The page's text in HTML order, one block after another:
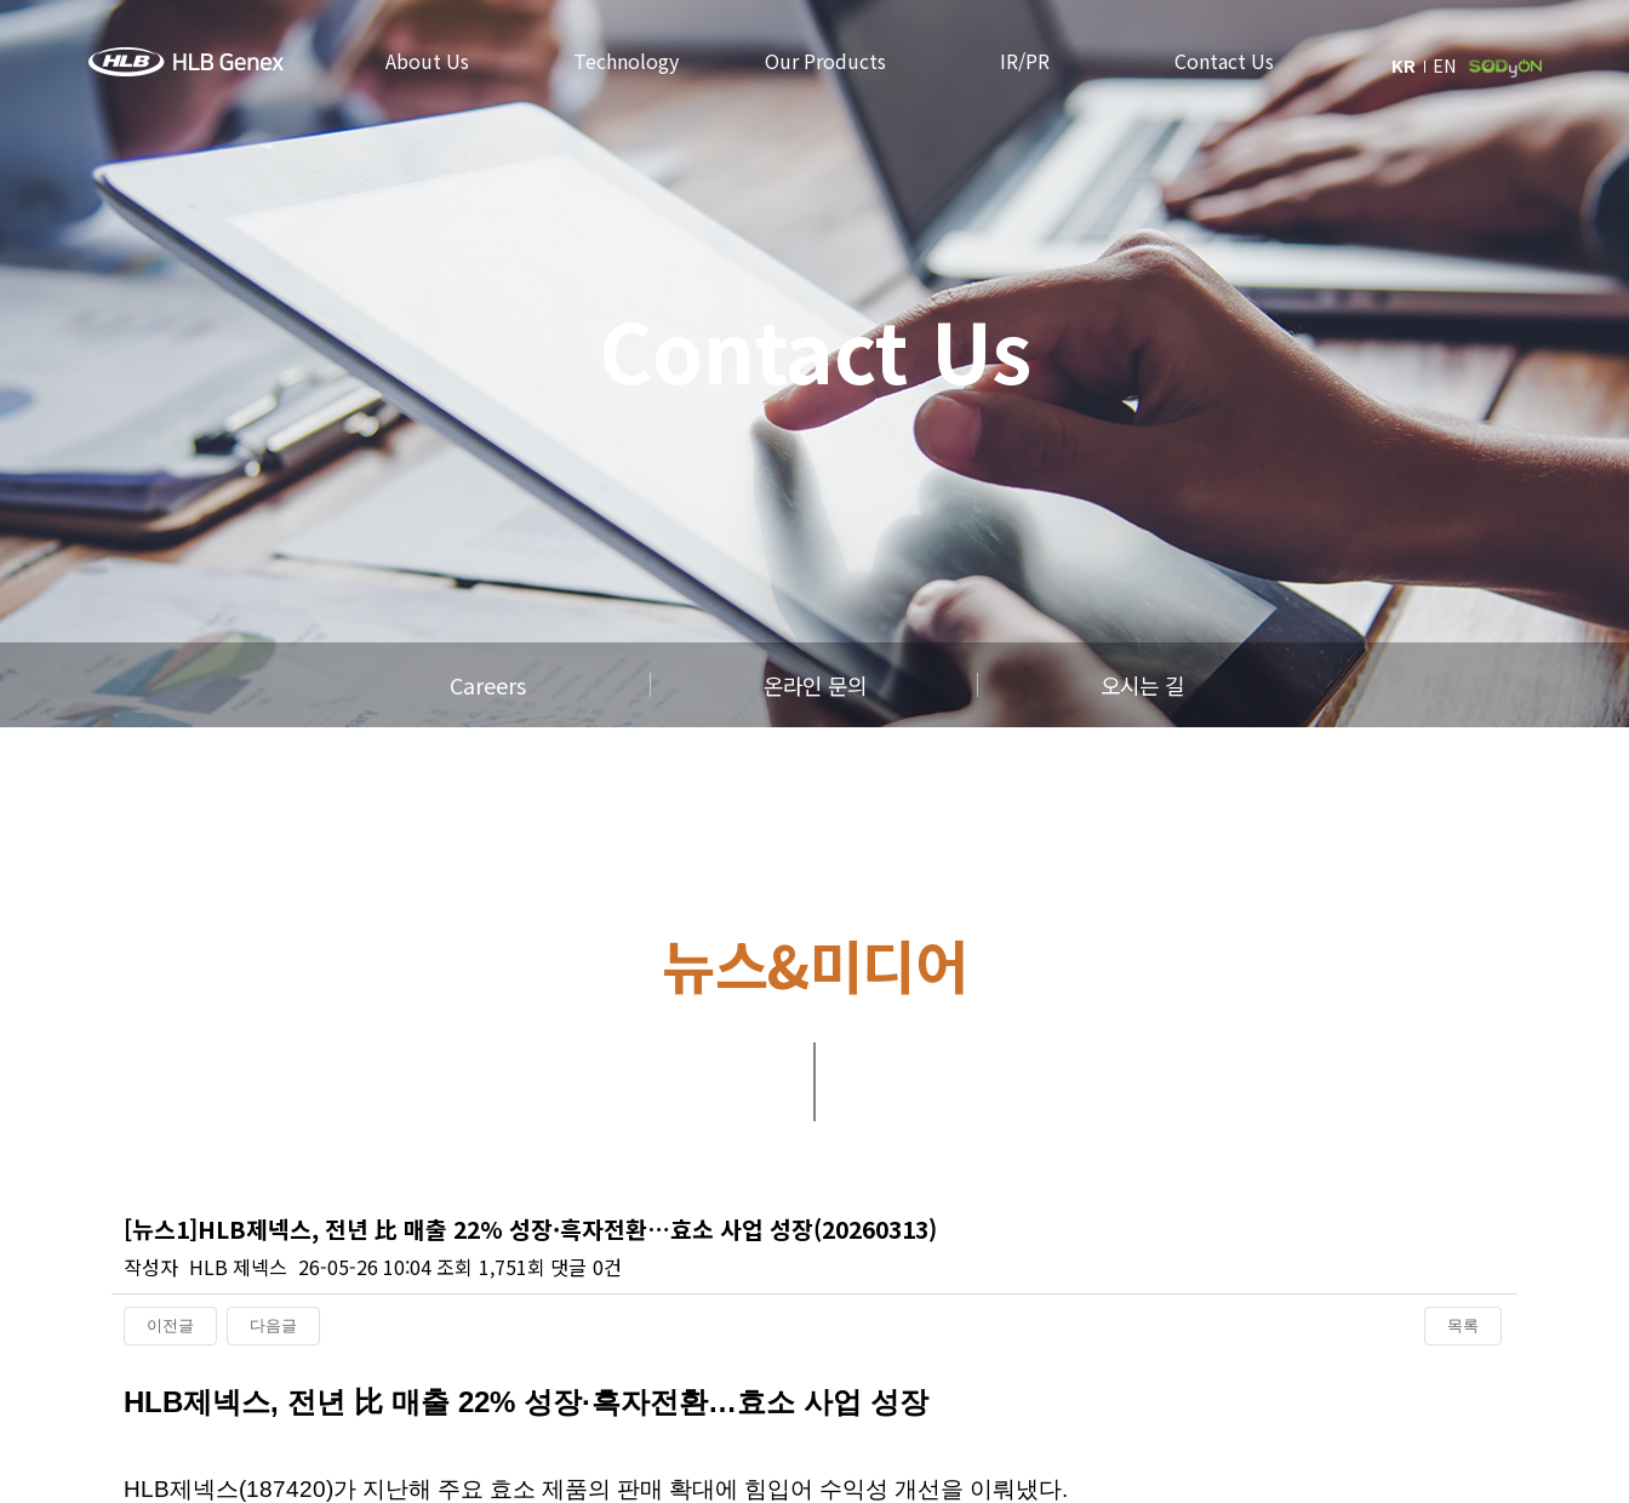
About Us Technology Our Products IR/PR Contact Us KR EN
Contact Us
Careers 온라인 문의 오시는 길
뉴스&미디어
[뉴스1]HLB제넥스, 전년 比 매출 22% 성장·흑자전환…효소 사업 성장(20260313)
작성자 HLB 제넥스 26-05-26 10:04 조회 1,751회 댓글 0건
이전글 다음글 목록
HLB제넥스, 전년 比 매출 22% 성장·흑자전환…효소 사업 성장
HLB제넥스(187420)가 지난해 주요 효소 제품의 판매 확대에 힘입어 수익성 개선을 이뤄냈다.